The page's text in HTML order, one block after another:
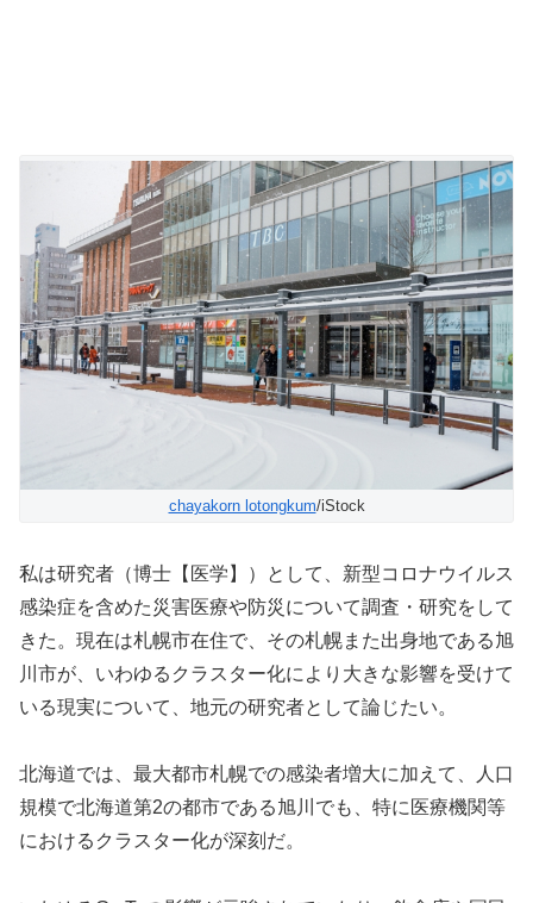
chayakorn lotongkum/iStock
私は研究者（博士【医学】）として、新型コロナウイルス
感染症を含めた災害医療や防災について調査・研究をして
きた。現在は札幌市在住で、その札幌また出身地である旭
川市が、いわゆるクラスター化により大きな影響を受けて
いる現実について、地元の研究者として論じたい。
北海道では、最大都市札幌での感染者増大に加えて、人口
規模で北海道第2の都市である旭川でも、特に医療機関等
におけるクラスター化が深刻だ。